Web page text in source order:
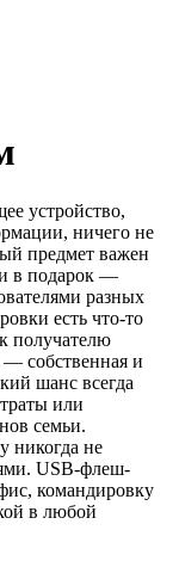
устройство,
ничего не
предмет важен
в подарок —
разных
есть что-то
получателю
собственная и
шанс всегда
или
семьи.
никогда не
USB-флеш-
командировку
в любой